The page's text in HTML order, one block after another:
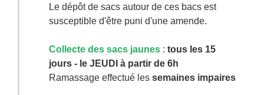
Le dépôt de sacs autour de ces bacs est
susceptible d'être puni d'une amende.
Collecte des sacs jaunes : tous les 15
jours - le JEUDI à partir de 6h
Ramassage effectué les semaines impaires